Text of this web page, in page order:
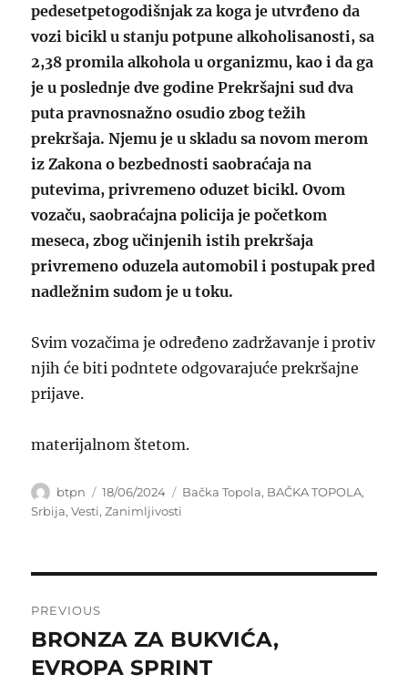
pedesetpetogodišnjak za koga je utvrđeno da
vozi bicikl u stanju potpune alkoholisanosti, sa
2,38 promila alkohola u organizmu, kao i da ga
je u poslednje dve godine Prekršajni sud dva
puta pravnosnažno osudio zbog težih
prekršaja. Njemu je u skladu sa novom merom
iz Zakona o bezbednosti saobraćaja na
putevima, privremeno oduzet bicikl. Ovom
vozaču, saobraćajna policija je početkom
meseca, zbog učinjenih istih prekršaja
privremeno oduzela automobil i postupak pred
nadležnim sudom je u toku.
Svim vozačima je određeno zadržavanje i protiv
njih će biti podntete odgovarajuće prekršajne
prijave.
materijalnom štetom.
Author
btpn
Posted
on
18/06/2024 Categories
Bačka Topola, BAČKA TOPOLA,
Srbija,Vesti,Zanimljivosti
navigation
PREVIOUS
Previous
post:
BRONZA ZA BUKVIĆA,
EVROPA SPRINT